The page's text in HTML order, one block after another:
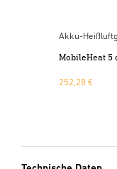
Akku-
MobileHeat 5
252,28 €